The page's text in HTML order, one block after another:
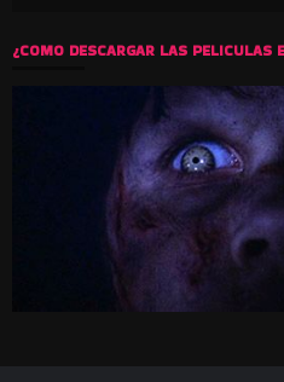
¿COMO DESCARGAR LAS PELICULAS